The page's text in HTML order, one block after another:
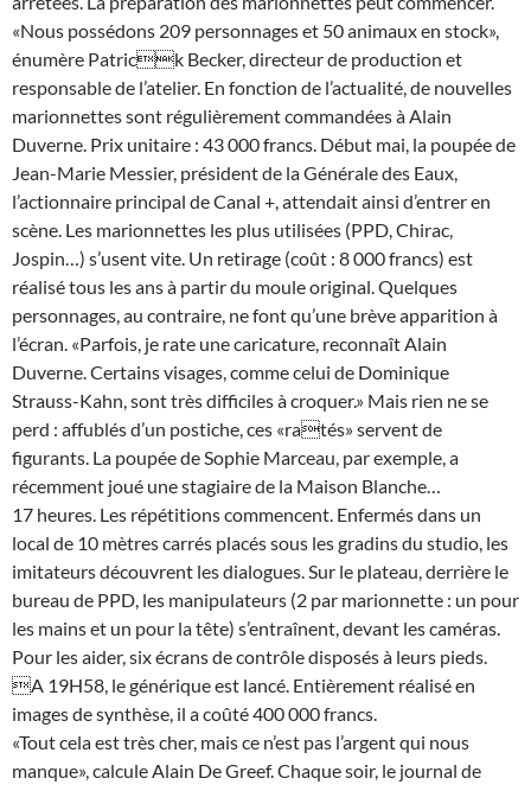
«Nous possédons 209 personnages et 50 animaux en stock»,
énumère Patrick Becker, directeur de production et
responsable de l’atelier. En fonction de l’actualité, de nouvelles
marionnettes sont régulièrement commandées à Alain
Duverne. Prix unitaire : 43 000 francs. Début mai, la poupée de
Jean-Marie Messier, président de la Générale des Eaux,
l’actionnaire principal de Canal +, attendait ainsi d’entrer en
scène. Les marionnettes les plus utilisées (PPD, Chirac,
Jospin…) s’usent vite. Un retirage (coût : 8 000 francs) est
réalisé tous les ans à partir du moule original. Quelques
personnages, au contraire, ne font qu’une brève apparition à
l’écran. «Parfois, je rate une caricature, reconnaît Alain
Duverne. Certains visages, comme celui de Dominique
Strauss-Kahn, sont très difficiles à croquer.» Mais rien ne se
perd : affublés d’un postiche, ces «ratés» servent de
figurants. La poupée de Sophie Marceau, par exemple, a
récemment joué une stagiaire de la Maison Blanche…
17 heures. Les répétitions commencent. Enfermés dans un
local de 10 mètres carrés placés sous les gradins du studio, les
imitateurs découvrent les dialogues. Sur le plateau, derrière le
bureau de PPD, les manipulateurs (2 par marionnette : un pour
les mains et un pour la tête) s’entraînent, devant les caméras.
Pour les aider, six écrans de contrôle disposés à leurs pieds.
A 19H58, le générique est lancé. Entièrement réalisé en
images de synthèse, il a coûté 400 000 francs.
«Tout cela est très cher, mais ce n’est pas l’argent qui nous
manque», calcule Alain De Greef. Chaque soir, le journal de